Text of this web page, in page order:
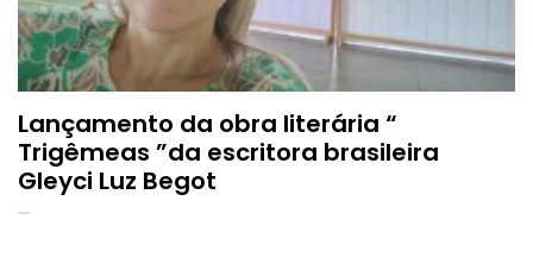
Lançamento da obra literária “
Trigêmeas ”da escritora brasileira
Gleyci Luz Begot